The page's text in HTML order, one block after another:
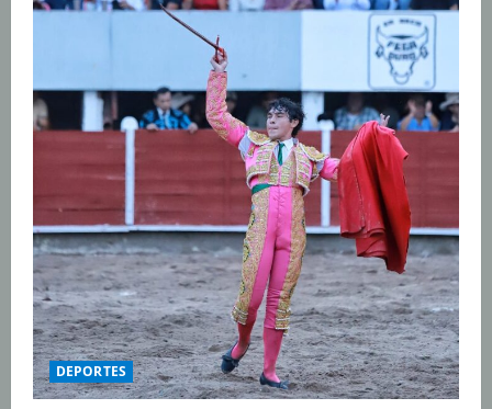
DEPORTES